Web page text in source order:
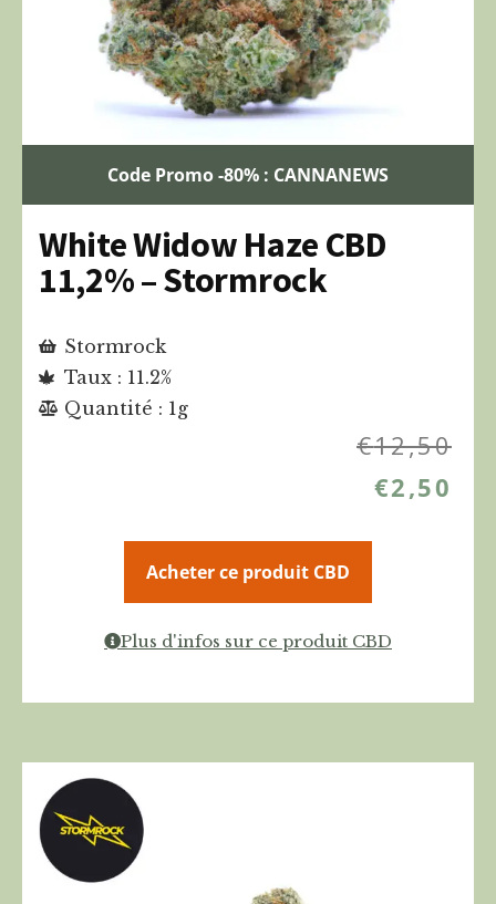
Code Promo -80% : CANNANEWS
White Widow Haze CBD
11,2% – Stormrock
Stormrock
Taux : 11.2%
Quantité : 1g
€12,50
€2,50
Acheter ce produit CBD
Plus d'infos sur ce produit CBD